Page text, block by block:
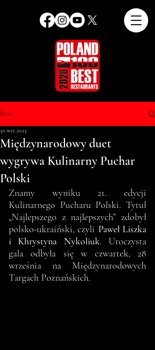
Post
Międzynarodowy duet
wygrywa Kulinarny Puchar
Polski
30 wrz 2023
Znamy wyniku 21. edycji
Kulinarnego Pucharu Polski. Tytuł
„Najlepszego z najlepszych” zdobył
polsko-ukraiński, czyli Paweł Liszka
i Khrystyna Nykoliuk. Uroczysta
gala odbyła się w czwartek, 28
września na Międzynarodowych
Targach Poznańskich.